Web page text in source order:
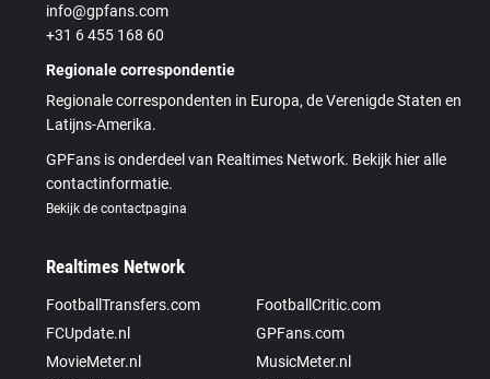
info@gpfans.com
+31 6 455 168 60
Regionale correspondentie
Regionale correspondenten in Europa, de Verenigde Staten en
Latijns-Amerika.
GPFans is onderdeel van Realtimes Network. Bekijk hier alle
contactinformatie.
Bekijk de contactpagina
Realtimes Network
FootballTransfers.com
FootballCritic.com
FCUpdate.nl
GPFans.com
MovieMeter.nl
MusicMeter.nl